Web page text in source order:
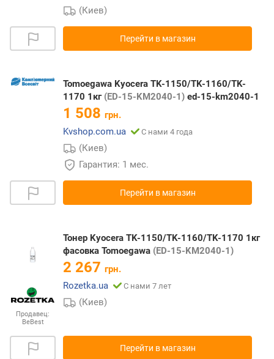
(Киев)
Перейти в магазин
Tomoegawa Kyocera TK-1150/TK-1160/TK-
1170 1кг (ED-15-KM2040-1) ed-15-km2040-1
1 508 грн.
Kvshop.com.ua
С нами 4 года
(Киев)
Гарантия: 1 мес.
Перейти в магазин
Продавец:
BeBest
Тонер Kyocera TK-1150/TK-1160/TK-1170 1кг
фасовка Tomoegawa (ED-15-KM2040-1)
2 267 грн.
Rozetka.ua
С нами 7 лет
(Киев)
Перейти в магазин